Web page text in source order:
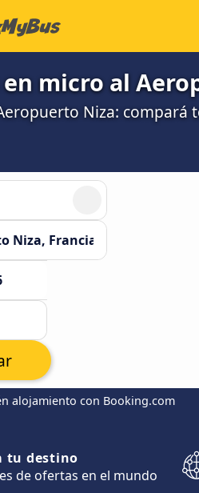
en micro al
Niza: compará
alojamiento con Booking.com
tu destino
de ofertas en el mundo